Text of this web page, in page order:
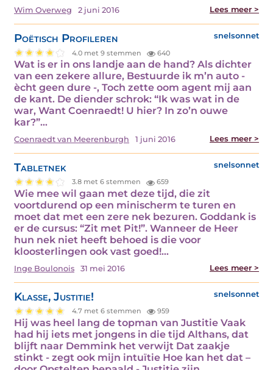
Wim Overweg 2 juni 2016 Lees meer >
Poëtisch Profileren snelsonnet
4.0 met 9 stemmen 640
Wat is er in ons landje aan de hand? Als dichter
van een zekere allure, Bestuurde ik m’n auto -
ècht geen dure -, Toch zette oom agent mij aan
de kant. De diender schrok: “Ik was wat in de
war, Want Coenraedt! U hier? In zo’n ouwe
kar?”…
Coenraedt van Meerenburgh 1 juni 2016 Lees meer >
Tabletnek snelsonnet
3.8 met 6 stemmen 659
Wie mee wil gaan met deze tijd, die zit
voortdurend op een minischerm te turen en
moet dat met een zere nek bezuren. Goddank is
er de cursus: “Zit met Pit!”. Wanneer de Heer
hun nek niet heeft behoed is die voor
kloosterlingen ook vast goed!…
Inge Boulonois 31 mei 2016 Lees meer >
Klasse, Justitie! snelsonnet
4.7 met 6 stemmen 959
Hij was heel lang de topman van Justitie Vaak
had hij iets met jongens in die tijd Althans, dat
blijft naar Demmink het verwijt Dat zaakje
stinkt - zegt ook mijn intuïtie Hoe kan het dat –